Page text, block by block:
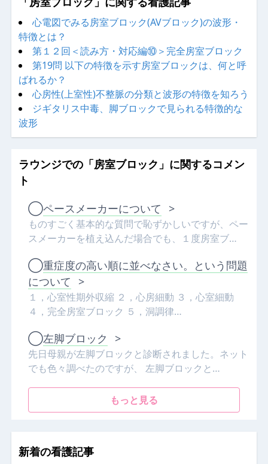
心電図でみる房室ブロック(AVブロック)の波形・
特徴とは？
第１２回＜読み方・対応編⑩＞完全房室ブロック
第19問 以下の特徴を示す房室ブロックは、何と呼
ばれるか？
心房性(上室性)不整脈の分類と波形の特徴を知ろう
ジギタリス中毒、脚ブロックで見られる特徴的な
波形
ラウンジでの「房室ブロック」に関するコメン
ト
◯ペースメーカーについて >
ものすごく基本的な質問で恥ずかしいですが、ペー
スメーカーを植え込んだ場合でも、１度房室ブ…
◯重症度の高い順に並べなさい。という問題
について
>
１，心室性期外収縮 ２，心房細動 ３，心室細動
４，完全房室ブロック ５，洞調律…
◯左脚ブロック >
先日母親が左脚ブロックと診断されました。ネット
でも色々調べたのですが、 左脚ブロックと…
もっと見る
新着の看護記事